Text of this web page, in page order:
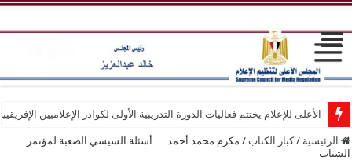
الأعلى للإعلام يختتم فعاليات الدورة التدريبية الأولى لكوادر الإعلاميين
الرئيسية / كبار الكتاب / مكرم محمد أحمد … أسئلة السيسي الصعبة لمؤتمر
الشباب